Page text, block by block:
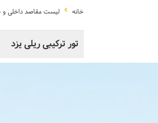
خانه لیست مقاصد داخلی و
تور ترکیبی ریلی یزد